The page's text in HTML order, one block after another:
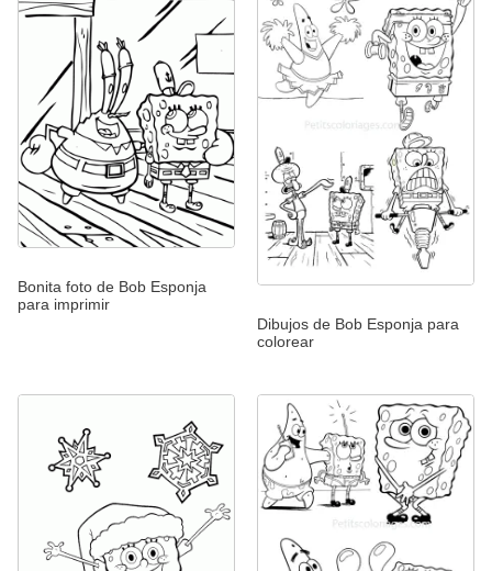
Bonita foto de Bob Esponja
para imprimir
Dibujos de Bob Esponja para
colorear